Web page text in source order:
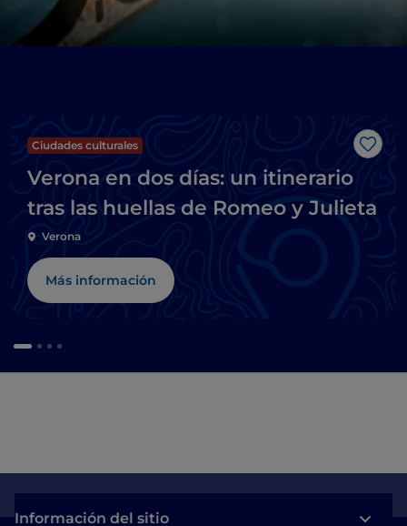
Me
Ciudades culturales
Verona en dos días: un itinerario
tras las huellas de Romeo y Julieta
Verona
Más información
Información del sitio